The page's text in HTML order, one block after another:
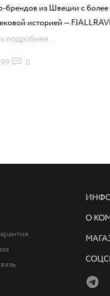
брендов из Швеции с более
историей —
подробнее...
0
О